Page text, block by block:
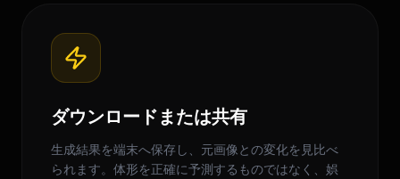
ダウンロードまたは共有
生成結果を端末へ保存し、元画像との変化を見比べ
られます。体形を正確に予測するものではなく、娯